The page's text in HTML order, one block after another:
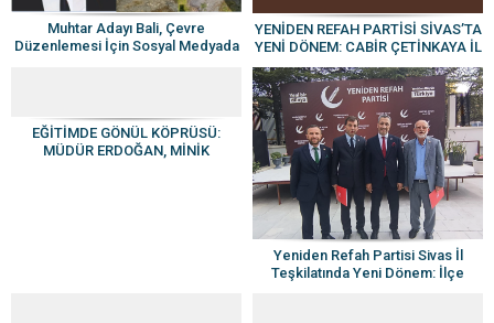
Muhtar Adayı Bali, Çevre
Düzenlemesi İçin Sosyal Medyada
YENİDEN REFAH PARTİSİ SİVAS’TA
YENİ DÖNEM: CABİR ÇETİNKAYA İL
BAŞKANI OLDU
EĞİTİMDE GÖNÜL KÖPRÜSÜ:
MÜDÜR ERDOĞAN, MİNİK
Yeniden Refah Partisi Sivas İl
Teşkilatında Yeni Dönem: İlçe